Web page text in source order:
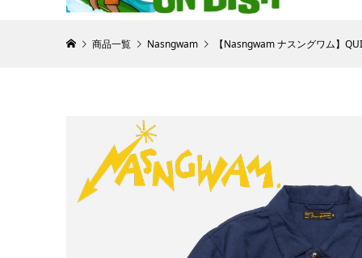
商品一覧 Nasngwam 【Nasngwam ナスングワム】